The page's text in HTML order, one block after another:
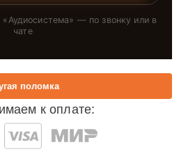
«Аудиосистема» — по звонку или в
чате
к оплате:
поломка